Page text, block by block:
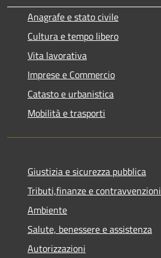
Anagrafe e stato civile
Cultura e tempo libero
Vita lavorativa
Imprese e Commercio
Catasto e urbanistica
Mobilità e trasporti
Giustizia e sicurezza pubblica
Tributi,finanze e contravvenzioni
Ambiente
Salute, benessere e assistenza
Autorizzazioni